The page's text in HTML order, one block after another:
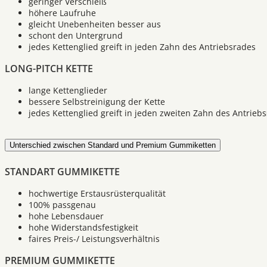
höhere Laufruhe
gleicht Unebenheiten besser aus
schont den Untergrund
jedes Kettenglied greift in jeden Zahn des Antriebsrades
LONG-PITCH KETTE
lange Kettenglieder
bessere Selbstreinigung der Kette
jedes Kettenglied greift in jeden zweiten Zahn des
Unterschied zwischen Standard und Premium Gummiketten
STANDART GUMMIKETTE
hochwertige Erstausrüsterqualität
100% passgenau
hohe Lebensdauer
hohe Widerstandsfestigkeit
faires Preis-/ Leistungsverhältnis
PREMIUM GUMMIKETTE